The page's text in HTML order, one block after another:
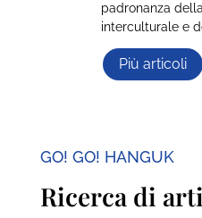
padronanza
interculturale e
Più articoli
GO! GO! HANGUK
Ricerca di